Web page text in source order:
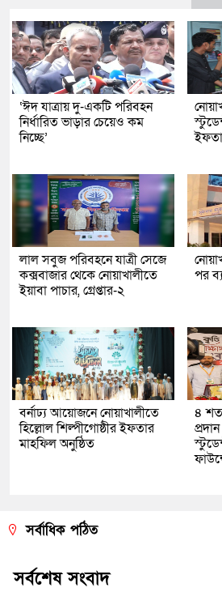
‘ঈদ যাত্রায় দু-একটি পরিবহন
নির্ধারিত ভাড়ার চেয়েও কম
নিচ্ছে’
লাল সবুজ পরিবহনে যাত্রী সেজে
কক্সবাজার থেকে নোয়াখালীতে
ইয়াবা পাচার, গ্রেপ্তার-২
পর
বর্নাঢ্য আয়োজনে নোয়াখালীতে
হিল্লোল শিল্পীগোষ্ঠীর ইফতার
মাহফিল অনুষ্ঠিত
৪
সর্বাধিক পঠিত
সর্বশেষ সংবাদ